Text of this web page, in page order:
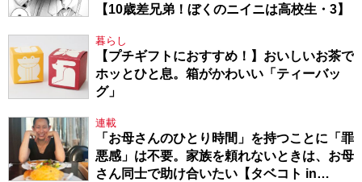
【10歳差兄弟！ぼくのニイニは高校生・3】
暮らし
【プチギフトにおすすめ！】おいしいお茶で
ホッとひと息。箱がかわいい「ティーバッ
グ」
連載
「お母さんのひとり時間」を持つことに「罪
悪感」は不要。家族を頼れないときは、お母
さん同士で助け合いたい【タベコト in